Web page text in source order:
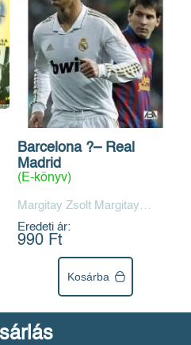
Barcelona ?– Real
Madrid
(E-könyv)
Margitay Zsolt Margitay
Richárd
Eredeti ár:
990 Ft
Kosárba